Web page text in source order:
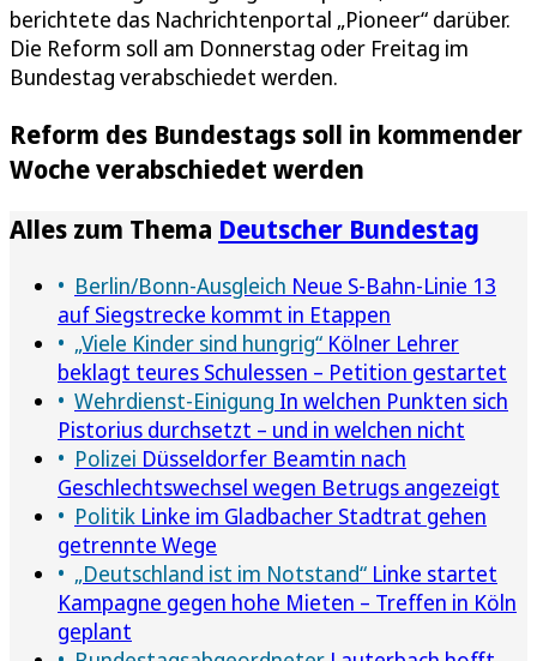
berichtete das Nachrichtenportal „Pioneer“ darüber.
Die Reform soll am Donnerstag oder Freitag im
Bundestag verabschiedet werden.
Reform des Bundestags soll in kommender
Woche verabschiedet werden
Alles zum Thema Deutscher Bundestag
Berlin/Bonn-Ausgleich Neue S-Bahn-Linie 13
auf Siegstrecke kommt in Etappen
„Viele Kinder sind hungrig“ Kölner Lehrer
beklagt teures Schulessen – Petition gestartet
Wehrdienst-Einigung In welchen Punkten sich
Pistorius durchsetzt – und in welchen nicht
Polizei Düsseldorfer Beamtin nach
Geschlechtswechsel wegen Betrugs angezeigt
Politik Linke im Gladbacher Stadtrat gehen
getrennte Wege
„Deutschland ist im Notstand“ Linke startet
Kampagne gegen hohe Mieten – Treffen in Köln
geplant